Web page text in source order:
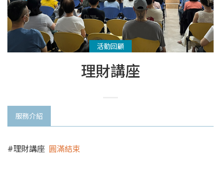
活動回顧
理財講座
服務介紹
#理財講座 圓滿結束